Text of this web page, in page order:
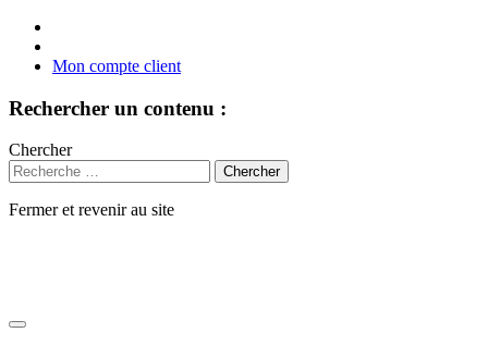
Mon compte client
Rechercher un contenu :
Chercher
Fermer et revenir au site